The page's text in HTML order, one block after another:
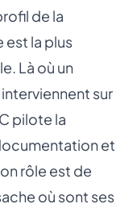
de la
la plus
Là où un
interviennent sur
pilote la
et
rôle est de
où sont ses